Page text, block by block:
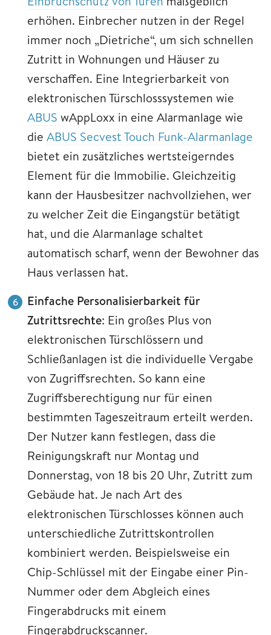
erhöhen. Einbrecher nutzen in der Regel
immer noch „Dietriche“, um sich schnellen
Zutritt in Wohnungen und Häuser zu
verschaffen. Eine Integrierbarkeit von
elektronischen Türschlosssystemen wie
ABUS wAppLoxx in eine Alarmanlage wie
die ABUS Secvest Touch Funk-Alarmanlage
bietet ein zusätzliches wertsteigerndes
Element für die Immobilie. Gleichzeitig
kann der Hausbesitzer nachvollziehen, wer
zu welcher Zeit die Eingangstür betätigt
hat, und die Alarmanlage schaltet
automatisch scharf, wenn der Bewohner das
Haus verlassen hat.
Einfache Personalisierbarkeit für
Zutrittsrechte: Ein großes Plus von
elektronischen Türschlössern und
Schließanlagen ist die individuelle Vergabe
von Zugriffsrechten. So kann eine
Zugriffsberechtigung nur für einen
bestimmten Tageszeitraum erteilt werden.
Der Nutzer kann festlegen, dass die
Reinigungskraft nur Montag und
Donnerstag, von 18 bis 20 Uhr, Zutritt zum
Gebäude hat. Je nach Art des
elektronischen Türschlosses können auch
unterschiedliche Zutrittskontrollen
kombiniert werden. Beispielsweise ein
Chip-Schlüssel mit der Eingabe einer Pin-
Nummer oder dem Abgleich eines
Fingerabdrucks mit einem
Fingerabdruckscanner.